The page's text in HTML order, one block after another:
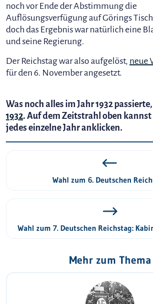
noch vor Ende der Abstimmung die
Auflösungsverfügung auf Görings
doch das Ergebnis war natürlich eine
und seine Regierung.
Der Reichstag war also aufgelöst, neue
für den 6. November angesetzt.
Was noch alles im Jahr 1932
1932. Auf dem Zeitstrahl oben
jedes einzelne Jahr anklicken.
Wahl zum 6. Deutschen
Wahl zum 7. Deutschen Reichstag:
Mehr zum Thema